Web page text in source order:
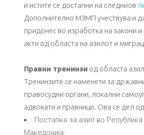
и истите се достапни на следниов
Дополнително МЗМП учествува и
придонес во изработка на закони и
акти од областа на азилот и
Правни тренинзи од областа
Тренинзите се наменети зa
правосудни органи, локални
адвокати и правници. Ова се дел
Постапка за азил во
Македонија,